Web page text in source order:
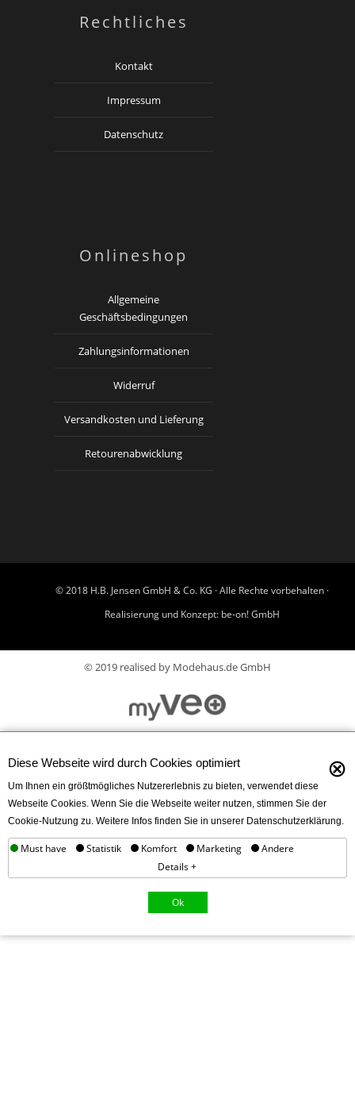
Rechtliches
Kontakt
Impressum
Datenschutz
Onlineshop
Allgemeine
Geschäftsbedingungen
Zahlungsinformationen
Widerruf
Versandkosten und Lieferung
Retourenabwicklung
© 2018 H.B. Jensen GmbH & Co. KG · Alle Rechte vorbehalten ·
Realisierung und Konzept: be-on! GmbH
© 2019 realised by Modehaus.de GmbH
Diese Webseite wird durch Cookies optimiert ⊗
Um Ihnen ein größtmögliches Nutzererlebnis zu bieten, verwendet diese
Webseite Cookies. Wenn Sie die Webseite weiter nutzen, stimmen Sie der
Cookie-Nutzung zu. Weitere Infos finden Sie in unserer Datenschutzerklärung.
Must have Statistik Komfort Marketing
Andere
Details +
Ok